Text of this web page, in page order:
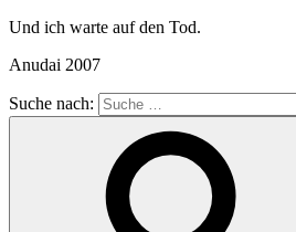
Und ich warte auf den Tod.
Anudai 2007
Suche nach: